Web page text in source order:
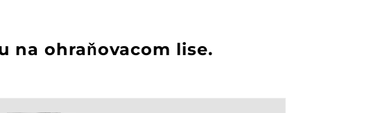
na ohraňovacom lise.